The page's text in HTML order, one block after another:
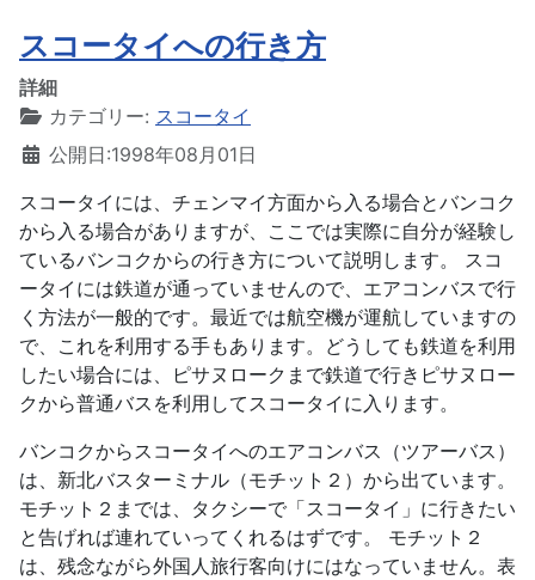
スコータイへの行き方
詳細
カテゴリー: スコータイ
公開日:1998年08月01日
スコータイには、チェンマイ方面から入る場合とバンコク
から入る場合がありますが、ここでは実際に自分が経験し
ているバンコクからの行き方について説明します。 スコ
ータイには鉄道が通っていませんので、エアコンバスで行
く方法が一般的です。最近では航空機が運航していますの
で、これを利用する手もあります。どうしても鉄道を利用
したい場合には、ピサヌロークまで鉄道で行きピサヌロー
クから普通バスを利用してスコータイに入ります。
バンコクからスコータイへのエアコンバス（ツアーバス）
は、新北バスターミナル（モチット２）から出ています。
モチット２までは、タクシーで「スコータイ」に行きたい
と告げれば連れていってくれるはずです。 モチット２
は、残念ながら外国人旅行客向けにはなっていません。表